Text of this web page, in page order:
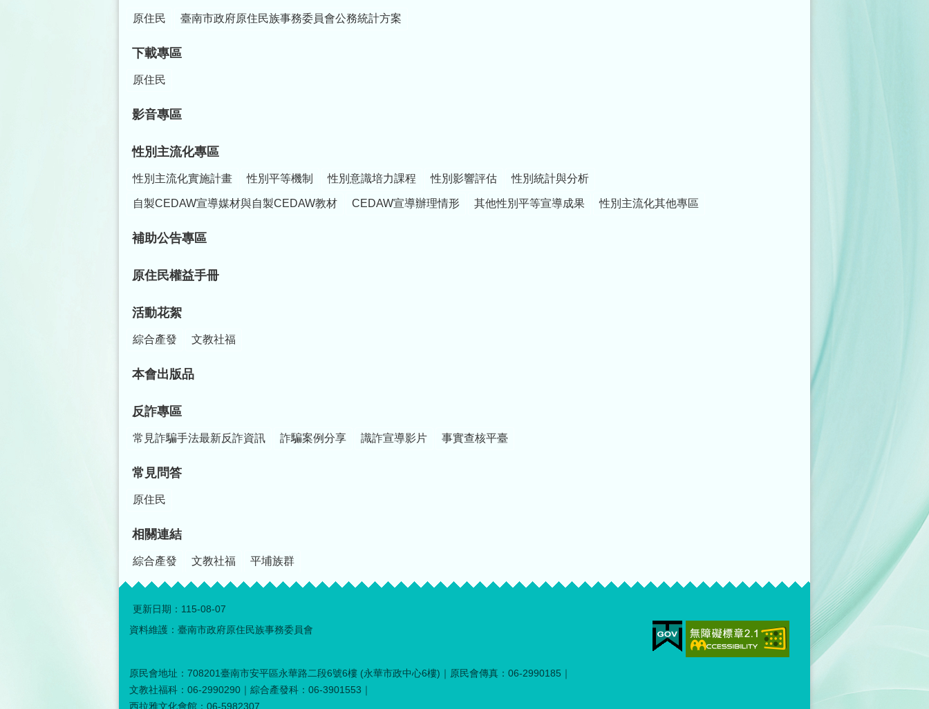
原住民 臺南市政府原住民族事務委員會公務統計方案
下載專區
原住民
影音專區
性別主流化專區
性別主流化實施計畫 性別平等機制 性別意識培力課程 性別影響評估 性別統計與分析
自製CEDAW宣導媒材與自製CEDAW教材 CEDAW宣導辦理情形 其他性別平等宣導成果 性別主流化其他專區
補助公告專區
原住民權益手冊
活動花絮
綜合產發 文教社福
本會出版品
反詐專區
常見詐騙手法最新反詐資訊 詐騙案例分享 識詐宣導影片 事實查核平臺
常見問答
原住民
相關連結
綜合產發 文教社福 平埔族群
更新日期： 115-08-07
資料維護：臺南市政府原住民族事務委員會
原民會地址：708201臺南市安平區永華路二段6號6樓 (永華市政中心6樓)｜原民會傳真：06-2990185｜
文教社福科：06-2990290｜綜合產發科：06-3901553｜
西拉雅文化會館：06-5982307